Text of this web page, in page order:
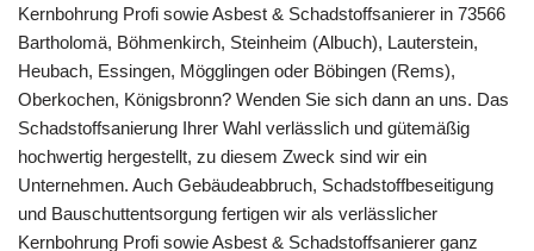
Kernbohrung Profi sowie Asbest & Schadstoffsanierer in 73566
Bartholomä, Böhmenkirch, Steinheim (Albuch), Lauterstein,
Heubach, Essingen, Mögglingen oder Böbingen (Rems),
Oberkochen, Königsbronn? Wenden Sie sich dann an uns. Das
Schadstoffsanierung Ihrer Wahl verlässlich und gütemäßig
hochwertig hergestellt, zu diesem Zweck sind wir ein
Unternehmen. Auch Gebäudeabbruch, Schadstoffbeseitigung
und Bauschuttentsorgung fertigen wir als verlässlicher
Kernbohrung Profi sowie Asbest & Schadstoffsanierer ganz